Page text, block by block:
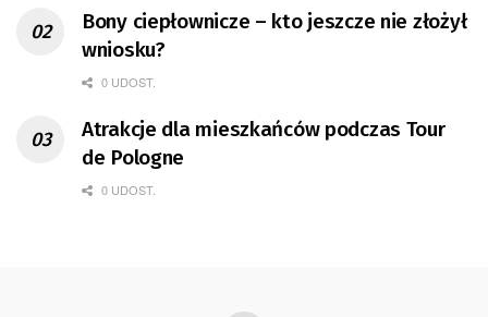
Bony ciepłownicze – kto jeszcze nie złożył
wniosku?
0 UDOST.
Atrakcje dla mieszkańców podczas Tour
de Pologne
0 UDOST.